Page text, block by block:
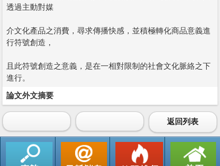
透過主動對媒
介文化產品之消費，尋求傳播快感，並積極轉化商品意義進
行符號創造，
且此符號創造之意義，是在一相對限制的社會文化脈絡之下
進行。
論文外文摘要
返回列表